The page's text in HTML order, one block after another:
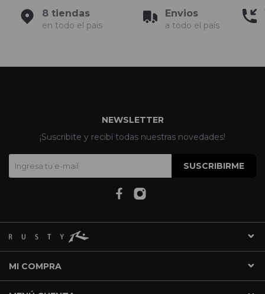
8 tiendas
en todo el pais
Envios
a todo el país
MI COMPRA
NEWSLETTER
¡Suscribite y recibí todas nuestras novedades!
SUSCRIBIRME